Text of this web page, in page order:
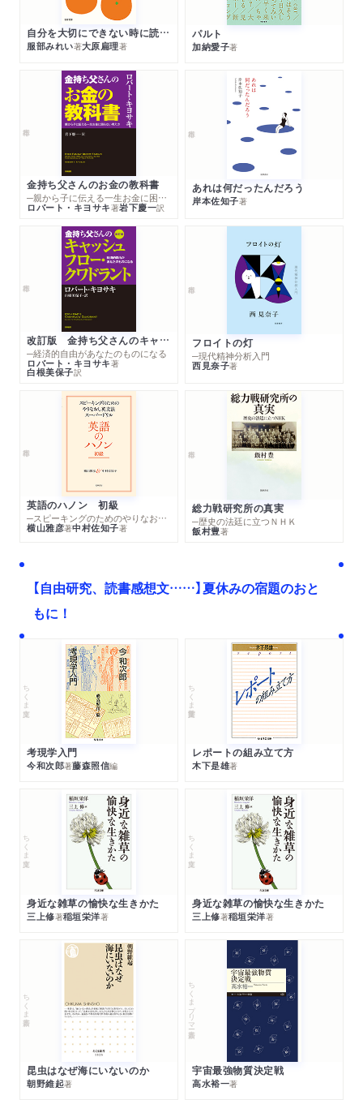
自分を大切にできない時に読む本
服部みれい著大原扁理著
パルト
加納愛子著
金持ち父さんのお金の教科書
─親から子に伝える一生お金に困らない考え方
ロバート・キヨサキ著岩下慶一訳
あれは何だったんだろう
岸本佐知子著
改訂版 金持ち父さんのキャッシュフロー・クワドラント
─経済的自由があなたのものになる
ロバート・キヨサキ著
白根美保子訳
フロイトの灯
─現代精神分析入門
西見奈子著
英語のハノン 初級
─スピーキングのためのやりなおし英文法スーパードリル
横山雅彦著中村佐知子著
総力戦研究所の真実
─歴史の法廷に立つＮＨＫ
飯村豊著
【自由研究、読書感想文……】夏休みの宿題のおと
もに！
ちくま文庫
考現学入門
今和次郎著藤森照信編
ちくま学芸文庫
レポートの組み立て方
木下是雄著
ちくま文庫
身近な雑草の愉快な生きかた
三上修著稲垣栄洋著
ちくま文庫
身近な雑草の愉快な生きかた
三上修著稲垣栄洋著
ちくま新書
昆虫はなぜ海にいないのか
朝野維起著
ちくまプリマー新書
宇宙最強物質決定戦
高水裕一著